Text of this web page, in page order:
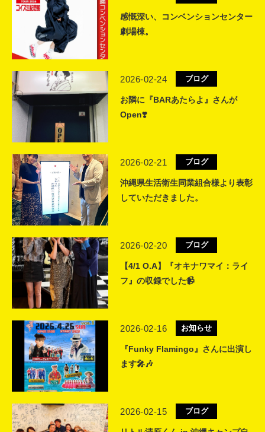
感慨深い、コンベンションセンター
劇場棟。
2026-02-24 ブログ
お隣に『BARあたらよ』さんが
Open❣️
2026-02-21 ブログ
沖縄県生活衛生同業組合様より表彰
していただきました。
2026-02-20 ブログ
【4/1 O.A】『オキナワマイ：ライ
フ』の収録でした📹
2026-02-16 お知らせ
『Funky Flamingo』さんに出演し
ます🎤🎶
2026-02-15 ブログ